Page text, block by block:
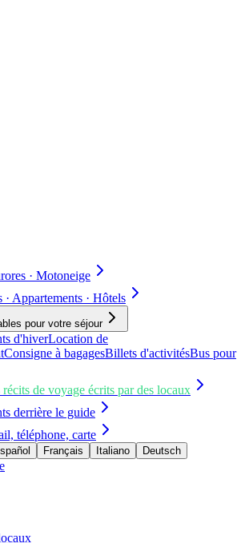
· Motoneige
· Appartements · Hôtels
pour votre séjour
d'hiverLocation de
Consigne à bagagesBillets d'activitésBus pour
récits de voyage écrits par des locaux
derrière le guide
téléphone, carte
Français Italiano Deutsch